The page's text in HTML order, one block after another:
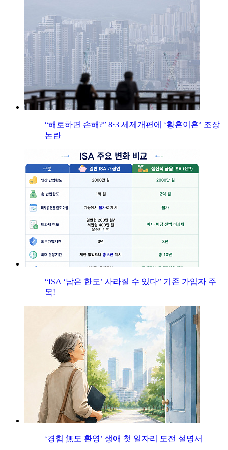
“해로하면 손해?” 8·3 세제개편에 ‘황혼이혼’ 조장
논란
“ISA ‘남은 한도’ 사라질 수 있다” 기존 가입자 주
목!
‘경험 無도 환영’ 생애 첫 일자리 도전 설명서